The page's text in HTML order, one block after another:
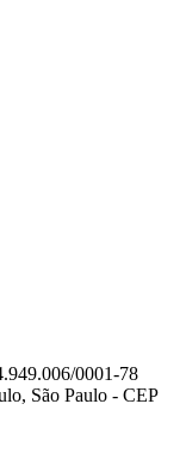
0001-78
São Paulo - CEP